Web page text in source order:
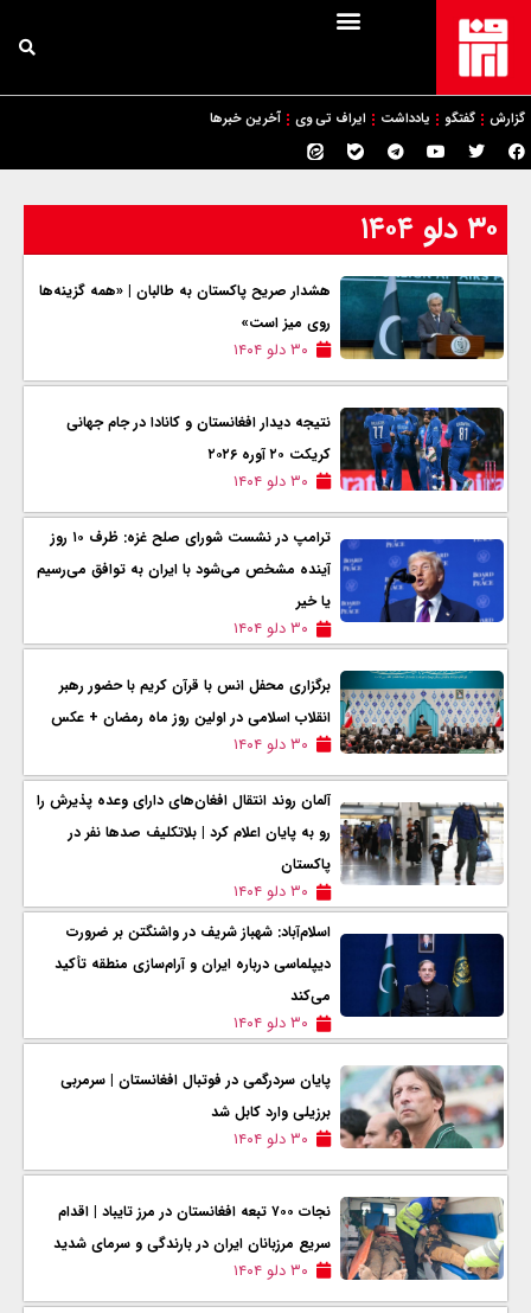
گزارش گفتگو یادداشت ایراف تی وی آخرین خبرها
۳۰ دلو ۱۴۰۴
هشدار صریح پاکستان به طالبان | «همه گزینه‌ها
روی میز است»
۳۰ دلو ۱۴۰۴
نتیجه دیدار افغانستان و کانادا در جام جهانی
کریکت ۲۰ آوره ۲۰۲۶
۳۰ دلو ۱۴۰۴
ترامپ در نشست شورای صلح غزه: ظرف ۱۰ روز
آینده مشخص می‌شود با ایران به توافق می‌رسیم
یا خیر
۳۰ دلو ۱۴۰۴
برگزاری محفل انس با قرآن کریم با حضور رهبر
انقلاب اسلامی در اولین روز ماه رمضان + عکس
۳۰ دلو ۱۴۰۴
آلمان روند انتقال افغان‌های دارای وعده پذیرش را
رو به پایان اعلام کرد | بلاتکلیف صدها نفر در
پاکستان
۳۰ دلو ۱۴۰۴
اسلام‌آباد: شهباز شریف در واشنگتن بر ضرورت
دیپلماسی درباره ایران و آرام‌سازی منطقه تأکید
می‌کند
۳۰ دلو ۱۴۰۴
پایان سردرگمی در فوتبال افغانستان | سرمربی
برزیلی وارد کابل شد
۳۰ دلو ۱۴۰۴
نجات ۷۰۰ تبعه افغانستان در مرز تایباد | اقدام
سریع مرزبانان ایران در بارندگی و سرمای شدید
۳۰ دلو ۱۴۰۴